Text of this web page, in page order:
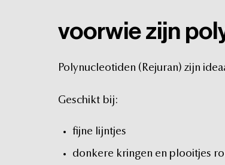
voorwie zijn
Polynucleotiden (Rejuran) zijn
Geschikt bij:
fijne lijntjes
donkere kringen en plooitjes